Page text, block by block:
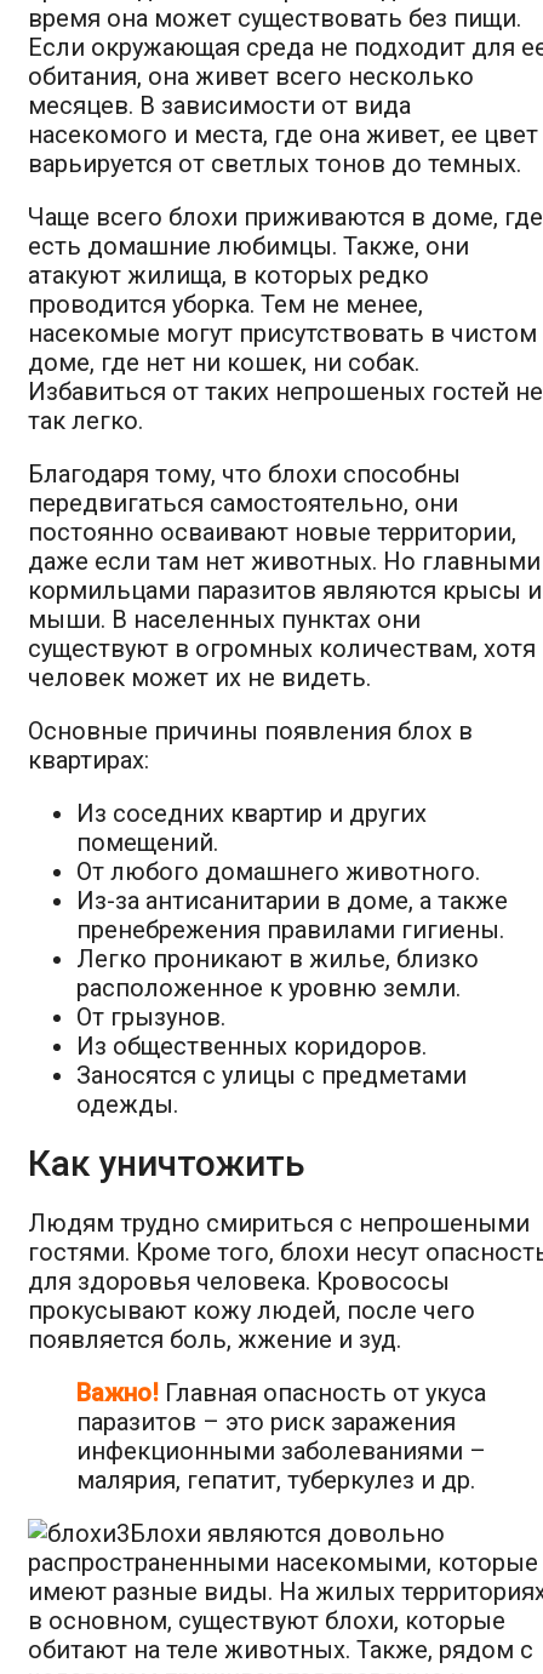
время она может существовать без пищи.
Если окружающая среда не подходит для
обитания, она живет всего несколько
месяцев. В зависимости от вида
насекомого и места, где она живет, ее цвет
варьируется от светлых тонов до темных.
Чаще всего блохи приживаются в доме, где
есть домашние любимцы. Также, они
атакуют жилища, в которых редко
проводится уборка. Тем не менее,
насекомые могут присутствовать в чистом
доме, где нет ни кошек, ни собак.
Избавиться от таких непрошеных гостей не
так легко.
Благодаря тому, что блохи способны
передвигаться самостоятельно, они
постоянно осваивают новые территории,
даже если там нет животных. Но главными
кормильцами паразитов являются крысы и
мыши. В населенных пунктах они
существуют в огромных количествам, хотя
человек может их не видеть.
Основные причины появления блох в
квартирах:
Из соседних квартир и других
помещений.
От любого домашнего животного.
Из-за антисанитарии в доме, а также
пренебрежения правилами гигиены.
Легко проникают в жилье, близко
расположенное к уровню земли.
От грызунов.
Из общественных коридоров.
Заносятся с улицы с предметами
одежды.
Как уничтожить
Людям трудно смириться с непрошеными
гостями. Кроме того, блохи несут
для здоровья человека. Кровососы
прокусывают кожу людей, после чего
появляется боль, жжение и зуд.
Важно! Главная опасность от укуса
паразитов – это риск заражения
инфекционными заболеваниями –
малярия, гепатит, туберкулез и др.
Блохи являются довольно
распространенными насекомыми, которые
имеют разные виды. На жилых
в основном, существуют блохи, которые
обитают на теле животных. Также, рядом с